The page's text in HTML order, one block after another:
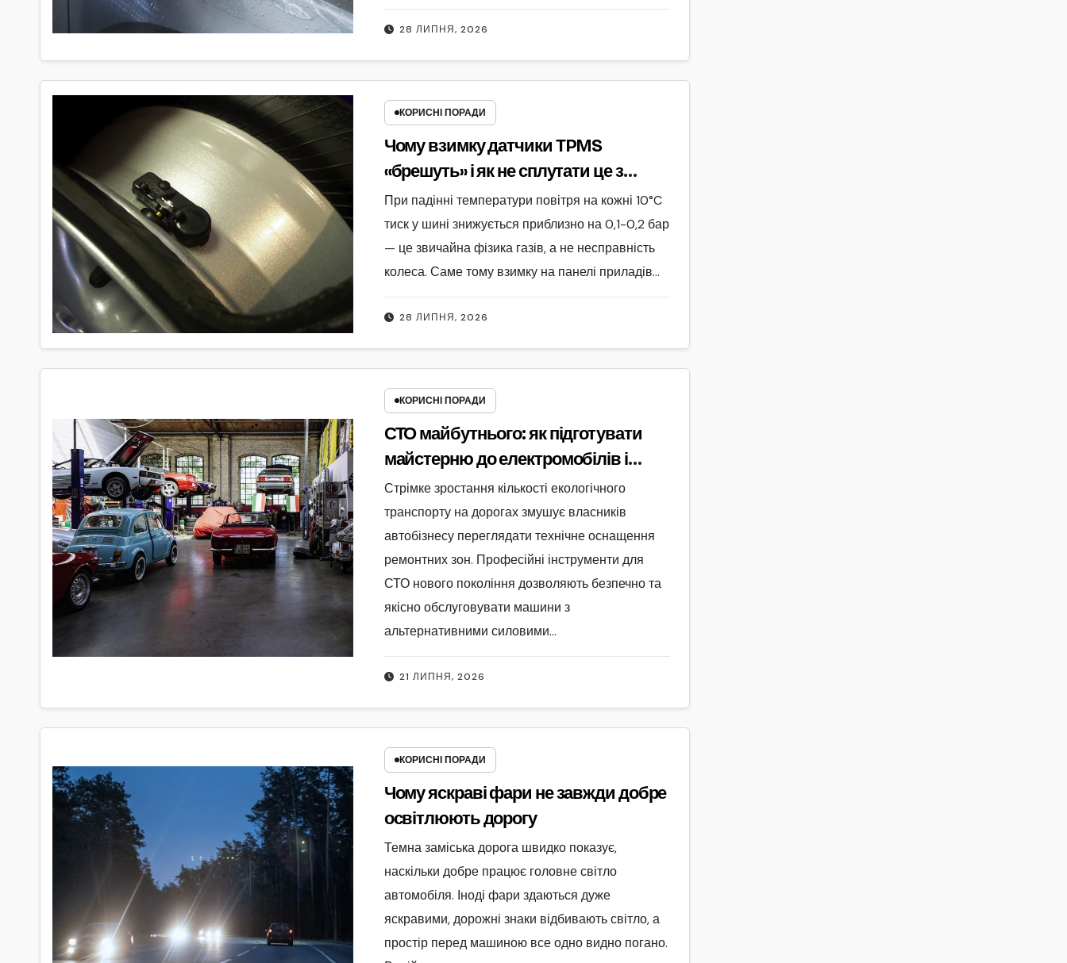
28 ЛИПНЯ, 2026
КОРИСНІ ПОРАДИ
Чому взимку датчики TPMS
«брешуть» і як не сплутати це з
проколом
28 ЛИПНЯ, 2026
При падінні температури повітря на кожні 10°C
тиск у шині знижується приблизно на 0,1-0,2 бар
— це звичайна фізика газів, а не несправність
колеса. Саме тому взимку на панелі приладів…
КОРИСНІ ПОРАДИ
СТО майбутнього: як підготувати
майстерню до електромобілів і
гібридів без надмірних витрат
21 ЛИПНЯ, 2026
Стрімке зростання кількості екологічного
транспорту на дорогах змушує власників
автобізнесу переглядати технічне оснащення
ремонтних зон. Професійні інструменти для
СТО нового покоління дозволяють безпечно та
якісно обслуговувати машини з
альтернативними силовими…
КОРИСНІ ПОРАДИ
Чому яскраві фари не завжди добре
освітлюють дорогу
Темна заміська дорога швидко показує,
наскільки добре працює головне світло
автомобіля. Іноді фари здаються дуже
яскравими, дорожні знаки відбивають світло, а
простір перед машиною все одно видно погано.